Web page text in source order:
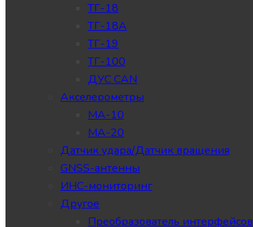
ТГ-18
ТГ-18А
ТГ-19
ТГ-100
ДУС CAN
Акселерометры
МА-10
МА-20
Датчик удара/Датчик вращения
GNSS-антенны
ИНС-мониторинг
Другое
Преобразователь интерфейсов